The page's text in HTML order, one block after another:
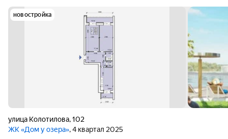
новостройка
улица Колотилова,102
ЖК «Дом у озера», 4 квартал 2025